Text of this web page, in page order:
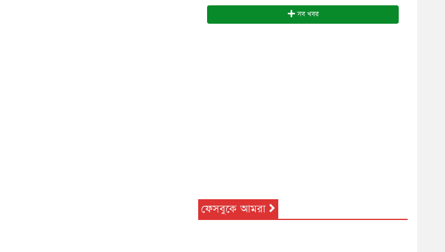
সব খবর
ফেসবুকে আমরা